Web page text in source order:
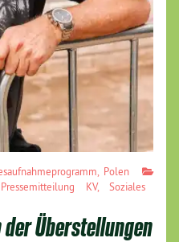
Polen
Pressemitteilung KV, Soziales
Überstellungen